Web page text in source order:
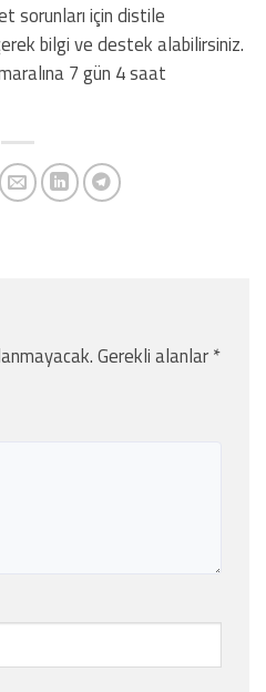
sorunları için distile
bilgi ve destek alabilirsiniz.
7 gün 4 saat
Gerekli alanlar*